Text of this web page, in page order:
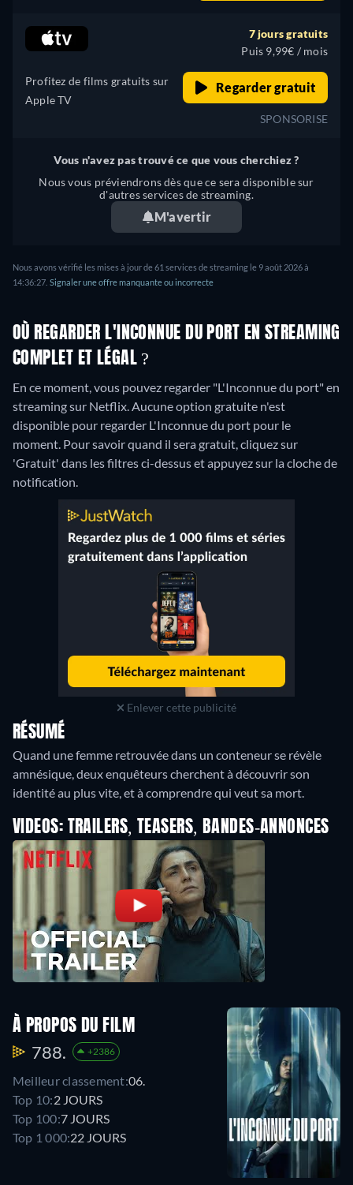
Profitez de films gratuits sur
Apple TV
7 jours gratuits
Puis 9,99€ / mois
Regarder gratuit
SPONSORISE
Vous n'avez pas trouvé ce que vous cherchiez ?
Nous vous préviendrons dès que ce sera disponible sur
d'autres services de streaming.
M'avertir
Nous avons vérifié les mises à jour de 61 services de streaming le 9 août 2026 à
14:36:27. Signaler une offre manquante ou incorrecte
OÙ REGARDER L'INCONNUE DU PORT EN STREAMING
COMPLET ET LÉGAL ?
En ce moment, vous pouvez regarder "L'Inconnue du port" en
streaming sur Netflix.Aucune option gratuite n'est
disponible pour regarder L'Inconnue du port pour le
moment. Pour savoir quand il sera gratuit, cliquez sur
'Gratuit' dans les filtres ci-dessus et appuyez sur la cloche de
notification.
Enlever cette publicité
RÉSUMÉ
Quand une femme retrouvée dans un conteneur se révèle
amnésique, deux enquêteurs cherchent à découvrir son
identité au plus vite, et à comprendre qui veut sa mort.
VIDEOS: TRAILERS, TEASERS, BANDES-ANNONCES
À PROPOS DU FILM
788. +2386
Meilleur classement:06.
Top 10:2 JOURS
Top 100:7 JOURS
Top 1 000:22 JOURS